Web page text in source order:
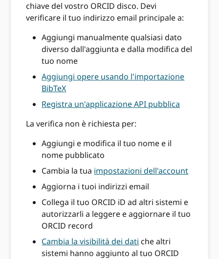
chiave del vostro ORCID disco. Devi
verificare il tuo indirizzo email principale a:
Aggiungi manualmente qualsiasi dato
diverso dall'aggiunta e dalla modifica del
tuo nome
Aggiungi opere usando l'importazione
BibTeX
Registra un'applicazione API pubblica
La verifica non è richiesta per:
Aggiungi e modifica il tuo nome e il
nome pubblicato
Cambia la tua impostazioni dell'account
Aggiorna i tuoi indirizzi email
Collega il tuo ORCID iD ad altri sistemi e
autorizzarli a leggere e aggiornare il tuo
ORCID record
Cambia la visibilità dei dati che altri
sistemi hanno aggiunto al tuo ORCID